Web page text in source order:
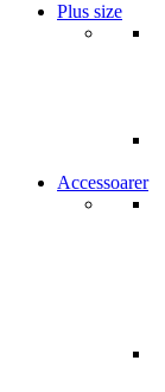
Plus size
Accessoarer